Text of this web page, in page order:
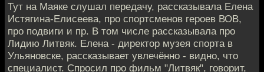
Тут на Маяке слушал передачу, рассказывала Елена
Истягина-Елисеева, про спортсменов героев ВОВ,
про подвиги и пр. В том числе рассказывала про
Лидию Литвяк. Елена - директор музея спорта в
Ульяновске, рассказывает увлечённо - видно, что
специалист. Спросил про фильм "Литвяк", говорит,